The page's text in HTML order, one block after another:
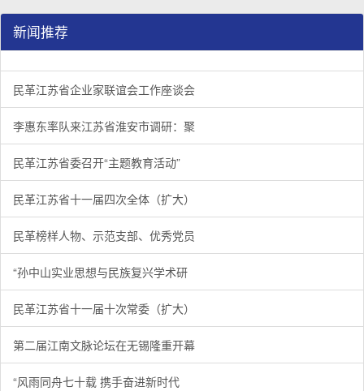
新闻推荐
民革江苏省企业家联谊会工作座谈会在宁召开
1/3 李惠东率队来江苏省淮安市调研：聚焦民革党员之家建设管
2/3 民革江苏省委召开“主题教育活动” 领导班子民主生活会
3/3
民革江苏省企业家联谊会工作座谈会
李惠东率队来江苏省淮安市调研：聚
民革江苏省委召开“主题教育活动”
民革江苏省十一届四次全体（扩大）
民革榜样人物、示范支部、优秀党员
“孙中山实业思想与民族复兴学术研
民革江苏省十一届十次常委（扩大）
第二届江南文脉论坛在无锡隆重开幕
“风雨同舟七十载 携手奋进新时代